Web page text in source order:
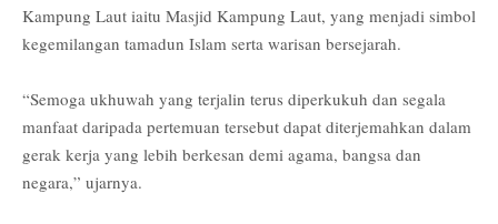
Kampung Laut iaitu Masjid Kampung Laut, yang menjadi simbol
kegemilangan tamadun Islam serta warisan bersejarah.
“Semoga ukhuwah yang terjalin terus diperkukuh dan segala
manfaat daripada pertemuan tersebut dapat diterjemahkan dalam
gerak kerja yang lebih berkesan demi agama, bangsa dan
negara,” ujarnya.